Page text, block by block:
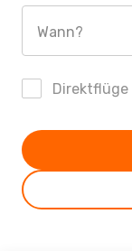
Wann?
Direktflüge